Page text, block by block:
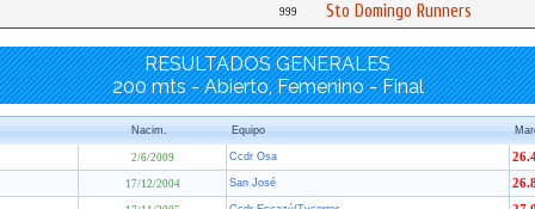
999 Sto Domingo Runners
RESULTADOS GENERALES
200 mts - Abierto, Femenino - Final
Nacim. Equipo
2/6/2009 Ccdr Osa
17/12/2004 San José